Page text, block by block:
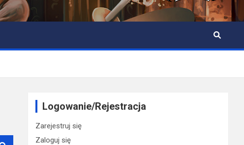
Logowanie/Rejestracja
Zarejestruj się
Zaloguj się